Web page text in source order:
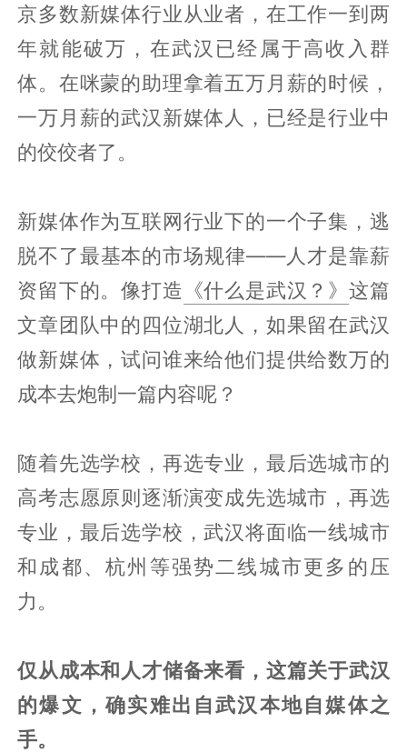
京多数新媒体行业从业者，在工作一到两
年就能破万，在武汉已经属于高收入群
体。在咪蒙的助理拿着五万月薪的时候，
一万月薪的武汉新媒体人，已经是行业中
的佼佼者了。
新媒体作为互联网行业下的一个子集，逃
脱不了最基本的市场规律——人才是靠薪
资留下的。像打造 《什么是武汉？》这篇
文章团队中的四位湖北人，如果留在武汉
做新媒体，试问谁来给他们提供给数万的
成本去炮制一篇内容呢？
随着先选学校，再选专业，最后选城市的
高考志愿原则逐渐演变成先选城市，再选
专业，最后选学校，武汉将面临一线城市
和成都、杭州等强势二线城市更多的压
力。
仅从成本和人才储备来看，这篇关于武汉
的爆文，确实难出自武汉本地自媒体之
手。